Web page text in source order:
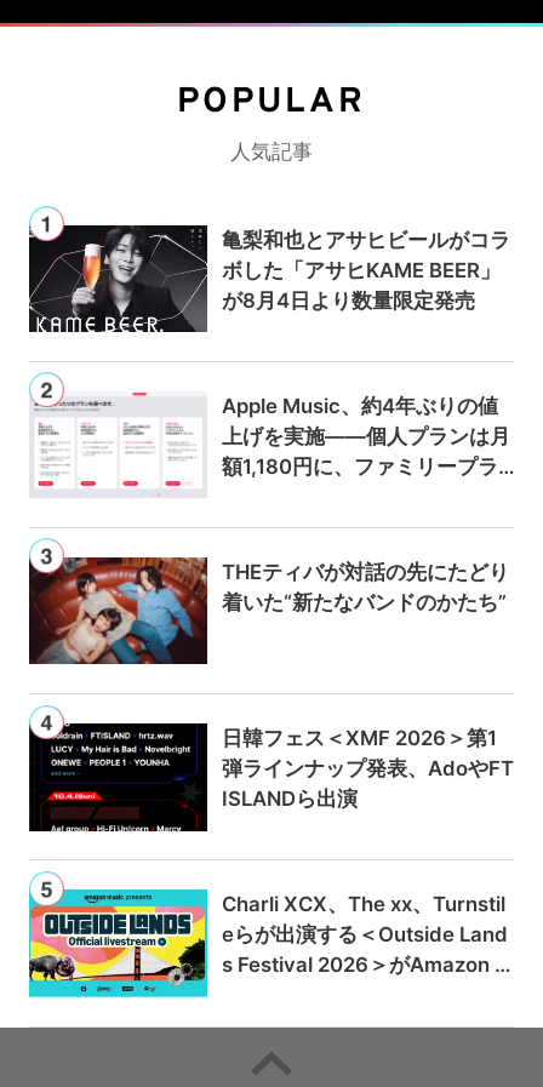
POPULAR
人気記事
亀梨和也とアサヒビールがコラ
ボした「アサヒKAME BEER」
が8月4日より数量限定発売
Apple Music、約4年ぶりの値
上げを実施——個人プランは月
額1,180円に、ファミリープラ
THEティバが対話の先にたどり
着いた“新たなバンドのかたち”
日韓フェス＜XMF 2026＞第1
弾ラインナップ発表、AdoやFT
ISLANDら出演
Charli XCX、The xx、Turnstil
eらが出演する＜Outside Land
s Festival 2026＞がAmazon M
ブ配信